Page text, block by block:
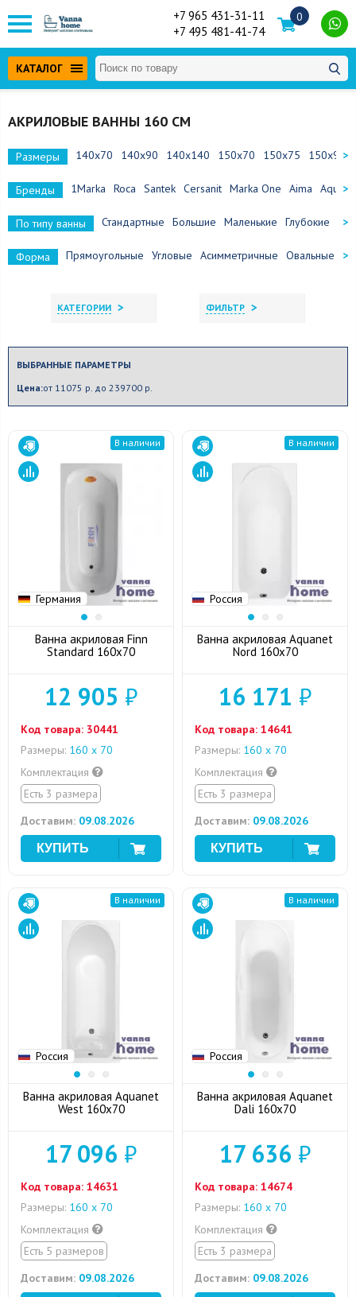
+7 965 431-31-11
+7 495 481-41-74
0
КАТАЛОГ
АКРИЛОВЫЕ ВАННЫ 160 СМ
Размеры 140x70 140x90 140x140 150x70 150x75 150x90
Бренды 1Marka Roca Santek Cersanit Marka One Aima
По типу ванны Стандартные Большие Маленькие Глубокие
Форма Прямоугольные Угловые Асимметричные Овальные
КАТЕГОРИИ > ФИЛЬТР >
ВЫБРАННЫЕ ПАРАМЕТРЫ
Цена:от 11075 р. до 239700 р.
Германия
В наличии
Ванна акриловая Finn
Standard 160x70
12 905 ₽
Код товара: 30441
Размеры: 160 х 70
Комплектация
Есть 3 размера
Доставим: 09.08.2026
Россия
В наличии
Ванна акриловая Aquanet
Nord 160x70
16 171 ₽
Код товара: 14641
Размеры: 160 х 70
Комплектация
Есть 3 размера
Доставим: 09.08.2026
Россия
В наличии
Ванна акриловая Aquanet
West 160x70
17 096 ₽
Код товара: 14631
Размеры: 160 х 70
Комплектация
Есть 5 размеров
Доставим: 09.08.2026
Россия
В наличии
Ванна акриловая Aquanet
Dali 160x70
17 636 ₽
Код товара: 14674
Размеры: 160 х 70
Комплектация
Есть 3 размера
Доставим: 09.08.2026